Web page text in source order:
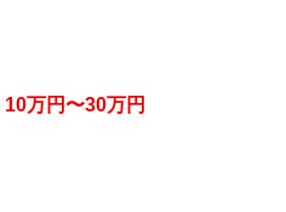
10万円〜30万円